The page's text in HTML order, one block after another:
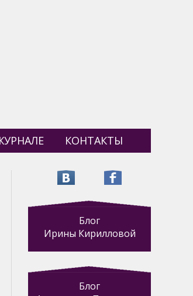
КОНТАКТЫ
Блог
Ирины Кирилловой
Блог